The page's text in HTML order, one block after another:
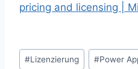
pricing and licensing |
Schlagworte:
#Lizenzierung #Power